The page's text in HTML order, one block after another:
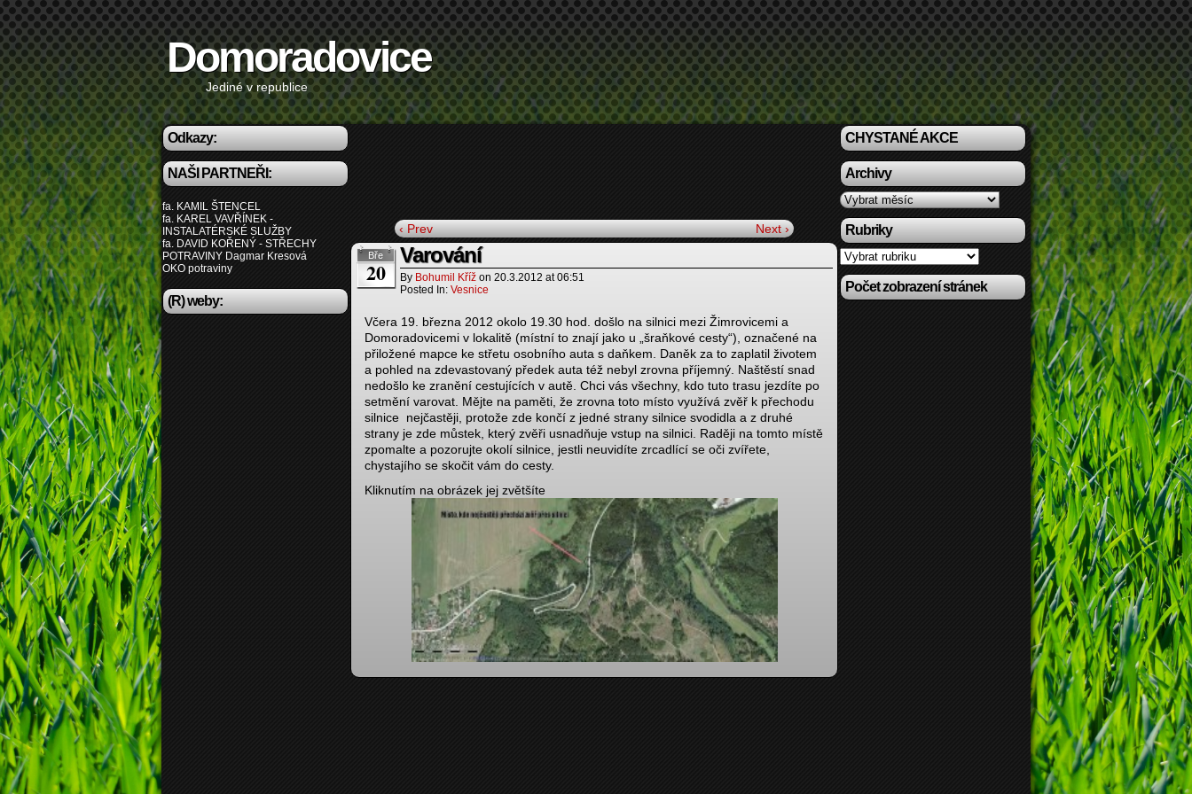
Domoradovice
Jediné v republice
Odkazy:
NAŠI PARTNEŘI:
fa. KAMIL ŠTENCEL
fa. KAREL VAVŘÍNEK -
INSTALATÉRSKÉ SLUŽBY
fa. DAVID KOŘENÝ - STŘECHY
POTRAVINY Dagmar Kresová
OKO potraviny
(R) weby:
‹ Prev Next ›
Bře
20
Varování
By Bohumil Kříž on 20.3.2012 at06:51
Posted In: Vesnice
Včera 19. března 2012 okolo 19.30 hod. došlo na silnici mezi Žimrovicemi a
Domoradovicemi v lokalitě (místní to znají jako u „šraňkové cesty“), označené na
přiložené mapce ke střetu osobního auta s daňkem. Daněk za to zaplatil životem
a pohled na zdevastovaný předek auta též nebyl zrovna příjemný. Naštěstí snad
nedošlo ke zranění cestujících v autě. Chci vás všechny, kdo tuto trasu jezdíte po
setmění varovat. Mějte na paměti, že zrovna toto místo využívá zvěř k přechodu
silnice nejčastěji, protože zde končí z jedné strany silnice svodidla a z druhé
strany je zde můstek, který zvěři usnadňuje vstup na silnici. Raději na tomto místě
zpomalte a pozorujte okolí silnice, jestli neuvidíte zrcadlící se oči zvířete,
chystajího se skočit vám do cesty.
Kliknutím na obrázek jej zvětšíte
CHYSTANÉ AKCE
Archivy
Archivy
Rubriky
Rubriky
Počet zobrazení stránek